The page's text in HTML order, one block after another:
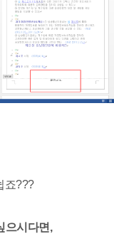
죠???
으시다면,